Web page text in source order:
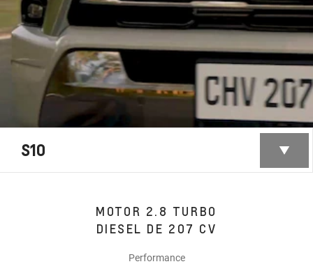
S10
MOTOR 2.8 TURBO
DIESEL DE 207 CV
Performance